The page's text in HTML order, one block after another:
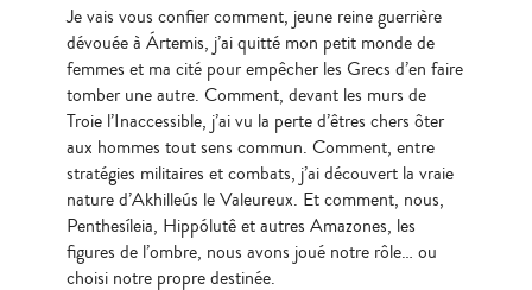
Je vais vous confier comment, jeune reine guerrière
dévouée à Ártemis, j’ai quitté mon petit monde de
femmes et ma cité pour empêcher les Grecs d’en faire
tomber une autre. Comment, devant les murs de
Troie l’Inaccessible, j’ai vu la perte d’êtres chers ôter
aux hommes tout sens commun. Comment, entre
stratégies militaires et combats, j’ai découvert la vraie
nature d’Akhilleús le Valeureux. Et comment, nous,
Penthesíleia, Hippólutê et autres Amazones, les
figures de l’ombre, nous avons joué notre rôle… ou
choisi notre propre destinée.